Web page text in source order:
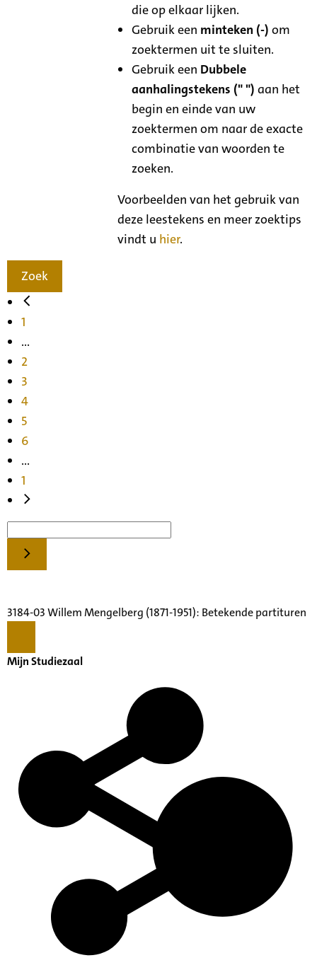
die op elkaar lijken.
Gebruik een minteken (-) om
zoektermen uit te sluiten.
Gebruik een Dubbele
aanhalingstekens (" ") aan het
begin en einde van uw
zoektermen om naar de exacte
combinatie van woorden te
zoeken.
Voorbeelden van het gebruik van
deze leestekens en meer zoektips
vindt u hier.
Zoek
1
...
2
3
4
5
6
...
1
3184-03 Willem Mengelberg (1871-1951): Betekende partituren
Mijn Studiezaal